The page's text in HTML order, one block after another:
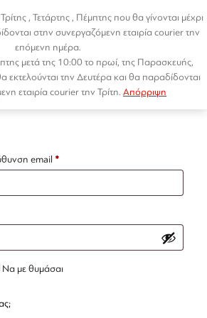
, Τετάρτης , Πέμπτης που θα γίνονται μέχρι
στην συνεργαζόμενη εταιρία courier την
επόμενη ημέρα.
μετά της 10:00 το πρωί, της Παρασκευής,
εκτελούνται την Δευτέρα και θα παραδίδονται
εταιρία courier την Τρίτη. Απόρριψη
Menu
email *Απαιτείται
Να με θυμάσαι